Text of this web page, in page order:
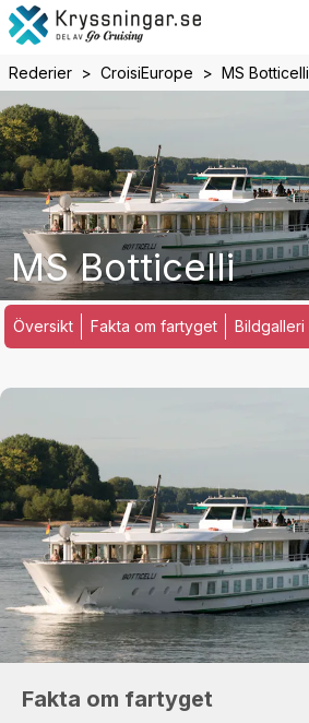
Rederier CroisiEurope MS Botticelli
MS Botticelli
Översikt Fakta om fartyget Bildgalleri
Fakta om fartyget